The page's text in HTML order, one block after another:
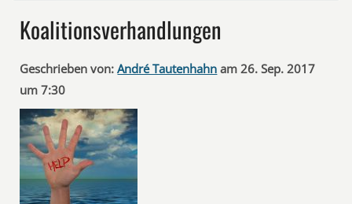
Koalitionsverhandlungen
Geschrieben von: André Tautenhahn am 26. Sep. 2017
um 7:30